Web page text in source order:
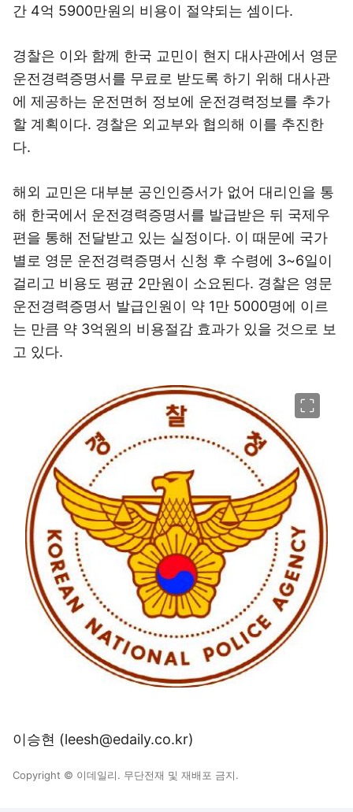
간 4억 5900만원의 비용이 절약되는 셈이다.
경찰은 이와 함께 한국 교민이 현지 대사관에서 영문
운전경력증명서를 무료로 받도록 하기 위해 대사관
에 제공하는 운전면허 정보에 운전경력정보를 추가
할 계획이다. 경찰은 외교부와 협의해 이를 추진한
다.
해외 교민은 대부분 공인인증서가 없어 대리인을 통
해 한국에서 운전경력증명서를 발급받은 뒤 국제우
편을 통해 전달받고 있는 실정이다. 이 때문에 국가
별로 영문 운전경력증명서 신청 후 수령에 3~6일이
걸리고 비용도 평균 2만원이 소요된다. 경찰은 영문
운전경력증명서 발급인원이 약 1만 5000명에 이르
는 만큼 약 3억원의 비용절감 효과가 있을 것으로 보
고 있다.
이승현 (leesh@edaily.co.kr)
Copyright © 이데일리. 무단전재 및 재배포 금지.